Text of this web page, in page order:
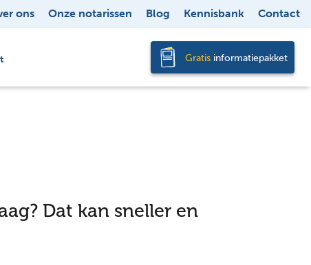
ons Onze notarissen Blog Kennisbank Contact
Gratis informatiepakket
Dat kan sneller en